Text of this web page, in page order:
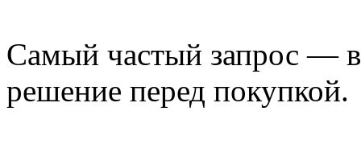
Самый частый запрос —
решение перед покупкой.